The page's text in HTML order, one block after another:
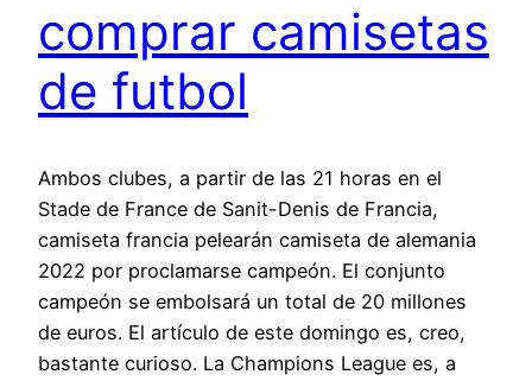
comprar camisetas
de futbol
Ambos clubes, a partir de las 21 horas en el
Stade de France de Sanit-Denis de Francia,
camiseta francia pelearán camiseta de alemania
2022 por proclamarse campeón. El conjunto
campeón se embolsará un total de 20 millones
de euros. El artículo de este domingo es, creo,
bastante curioso. La Champions League es, a